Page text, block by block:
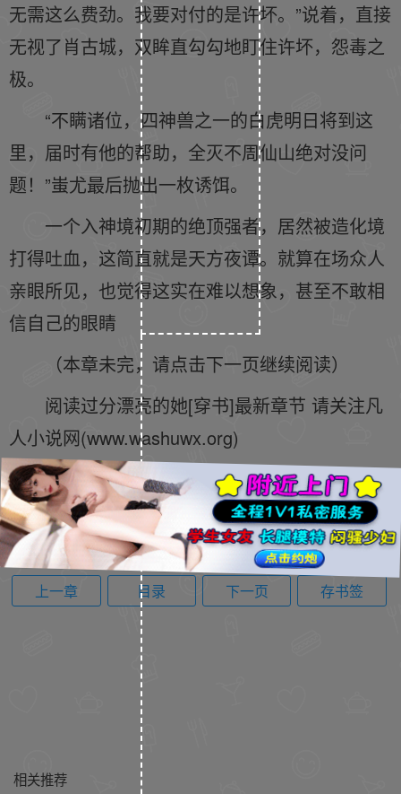
无需这么费劲。我要对付的是许坏。”说着，直接
无视了肖古城，双眸直勾勾地盯住许坏，怨毒之
极。
“不瞒诸位，四神兽之一的白虎明日将到这
里，届时有他的帮助，全灭不周仙山绝对没问
题！”蚩尤最后抛出一枚诱饵。
一个入神境初期的绝顶强者，居然被造化境
打得吐血，这简直就是天方夜谭。就算在场众人
亲眼所见，也觉得这实在难以想象，甚至不敢相
信自己的眼睛
（本章未完，请点击下一页继续阅读）
阅读过分漂亮的她[穿书]最新章节 请关注凡
人小说网(www.washuwx.org)
上一章 目录 下一页 存书签
相关推荐